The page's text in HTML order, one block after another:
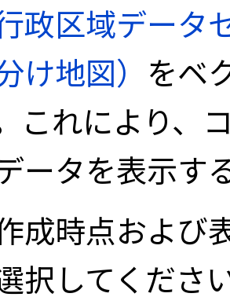
政区域データ
け地図） をベ
これにより、
ータを表示す
成時点および
択してくださ